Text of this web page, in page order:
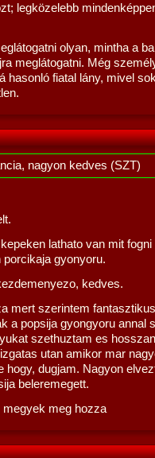
legközelebb
olyan, mintha a
meglátogatni. Még
hasonló fiatal lány, mivel
nagyon kedves (SZT)
lathato van mit fogni
gyonyoru.
kedves.
mert szerintem
a popsija gyongyoru annal
szethuztam es
utan amikor mar
hogy, dugjam. Nagyon
beleremegett.
megyek meg hozza